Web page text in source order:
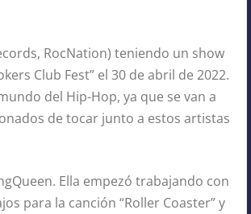
RocNation) teniendo un show
Club Fest” el 30 de abril de 2022.
del Hip-Hop, ya que se van a
de tocar junto a estos artistas
Ella empezó trabajando con
para la canción “Roller Coaster” y